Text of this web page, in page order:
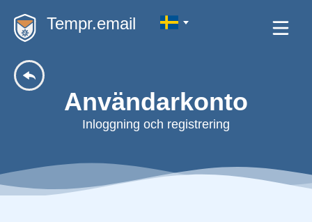
Tempr.email
Användarkonto
Inloggning och registrering